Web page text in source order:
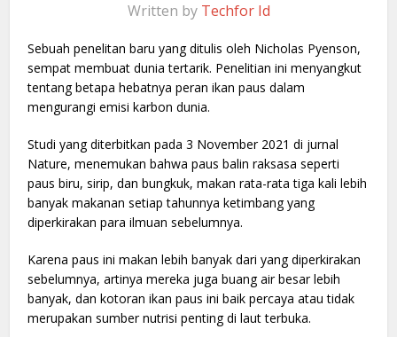
Written by Techfor Id
Sebuah penelitan baru yang ditulis oleh Nicholas Pyenson,
sempat membuat dunia tertarik. Penelitian ini menyangkut
tentang betapa hebatnya peran ikan paus dalam
mengurangi emisi karbon dunia.
Studi yang diterbitkan pada 3 November 2021 di jurnal
Nature, menemukan bahwa paus balin raksasa seperti
paus biru, sirip, dan bungkuk, makan rata-rata tiga kali lebih
banyak makanan setiap tahunnya ketimbang yang
diperkirakan para ilmuan sebelumnya.
Karena paus ini makan lebih banyak dari yang diperkirakan
sebelumnya, artinya mereka juga buang air besar lebih
banyak, dan kotoran ikan paus ini baik percaya atau tidak
merupakan sumber nutrisi penting di laut terbuka.